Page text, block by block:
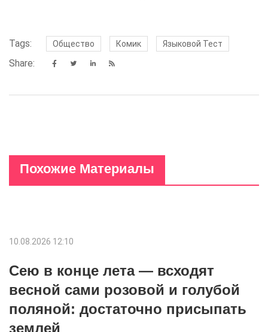
Tags: Общество Комик Языковой Тест
Share:
Похожие Материалы
10.08.2026 12:10
Сею в конце лета — всходят
весной сами розовой и голубой
поляной: достаточно присыпать
землей